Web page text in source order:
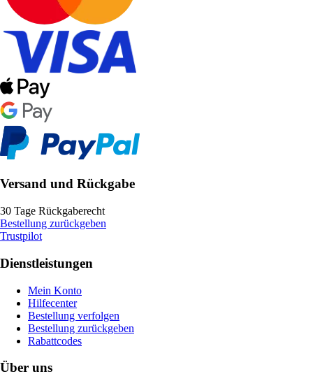
Versand und Rückgabe
30 Tage Rückgaberecht
Bestellung zurückgeben
Trustpilot
Dienstleistungen
Mein Konto
Hilfecenter
Bestellung verfolgen
Bestellung zurückgeben
Rabattcodes
Über uns